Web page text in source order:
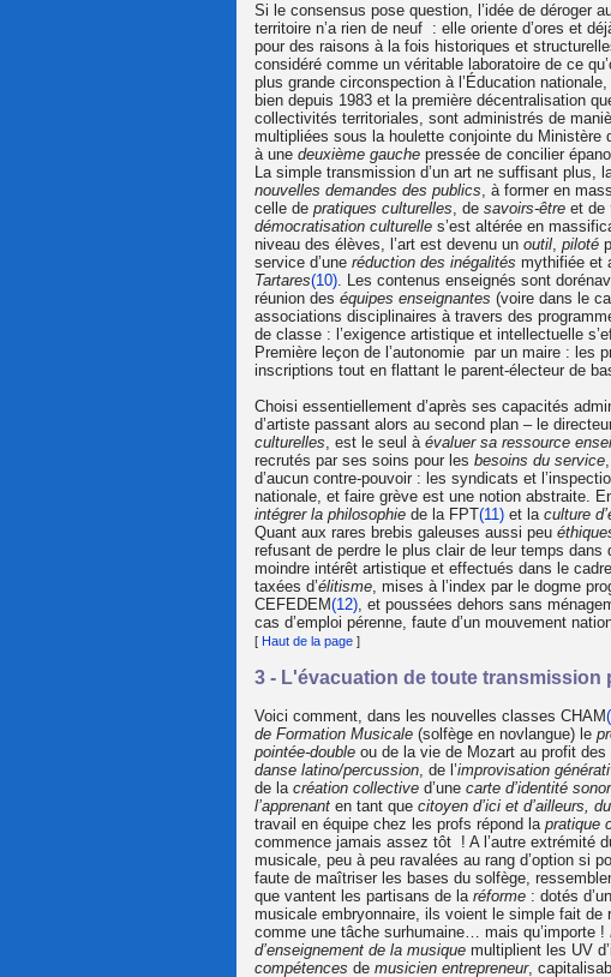
Si le consensus pose question, l’idée de déroger
territoire n’a rien de neuf : elle oriente d’ores et
pour des raisons à la fois historiques et
considéré comme un véritable laboratoire de ce
plus grande circonspection à l’Éducation
bien depuis 1983 et la première décentralisation
collectivités territoriales, sont administrés de
multipliées sous la houlette conjointe du Ministère
à une deuxième gauche pressée de concilier
La simple transmission d’un art ne suffisant plus,
nouvelles demandes des publics, à former en
celle de pratiques culturelles, de savoirs-être et de
démocratisation culturelle s’est altérée en
niveau des élèves, l’art est devenu un outil, piloté
service d’une réduction des inégalités mythifiée et
Tartares(10). Les contenus enseignés sont
réunion des équipes enseignantes (voire dans le
associations disciplinaires à travers des
de classe : l’exigence artistique et intellectuelle
Première leçon de l’autonomie par un maire : les
inscriptions tout en flattant le parent-électeur de
Choisi essentiellement d’après ses capacités
d’artiste passant alors au second plan – le
culturelles, est le seul à évaluer sa ressource
recrutés par ses soins pour les besoins du service
d’aucun contre-pouvoir : les syndicats et
nationale, et faire grève est une notion abstraite.
intégrer la philosophie de la FPT(11) et la culture
Quant aux rares brebis galeuses aussi peu
refusant de perdre le plus clair de leur temps dans
moindre intérêt artistique et effectués dans le
taxées d’élitisme, mises à l’index par le dogme
CEFEDEM(12), et poussées dehors sans
cas d’emploi pérenne, faute d’un mouvement
[ Haut de la page ]
3 - L'évacuation de toute transmission
Voici comment, dans les nouvelles classes CHAM
de Formation Musicale (solfège en novlangue) le
pointée-double ou de la vie de Mozart au profit des
danse latino/percussion, de l’improvisation
de la création collective d’une carte d’identité
l’apprenant en tant que citoyen d’ici et d’ailleurs,
travail en équipe chez les profs répond la pratique
commence jamais assez tôt ! A l’autre extrémité
musicale, peu à peu ravalées au rang d’option si
faute de maîtriser les bases du solfège,
que vantent les partisans de la réforme : dotés
musicale embryonnaire, ils voient le simple fait
comme une tâche surhumaine… mais qu’importe !
d’enseignement de la musique multiplient les UV
compétences de musicien entrepreneur,